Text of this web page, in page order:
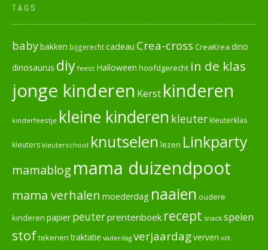
TAGS
babybakken bijgerechtcadeau Crea-cross CreaKrea dino
dinosaurus diy feest Halloween hoofdgerecht in de klas
jonge kinderen Kerst kinderen
kinderfeestje kleine kinderen kleuterkleuterklas
kleuters kleuterschool knutselen lezen Linkparty
mamablog mama duizendpoot
mama verhalen moederdag naaien oudere
kinderen papier peuterprentenboek recept snack spelen
stoftekenen traktatie vaderdag verjaardagverven vilt